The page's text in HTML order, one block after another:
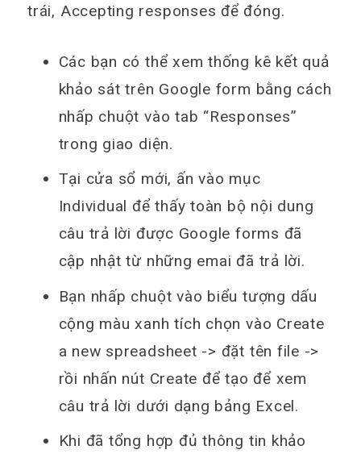
trái, Accepting responses để đóng.
Các bạn có thể xem thống kê kết quả
khảo sát trên Google form bằng cách
nhấp chuột vào tab “Responses”
trong giao diện.
Tại cửa sổ mới, ấn vào mục
Individual để thấy toàn bộ nội dung
câu trả lời được Google forms đã
cập nhật từ những emai đã trả lời.
Bạn nhấp chuột vào biểu tượng dấu
cộng màu xanh tích chọn vào Create
a new spreadsheet -> đặt tên file ->
rồi nhấn nút Create để tạo để xem
câu trả lời dưới dạng bảng Excel.
Khi đã tổng hợp đủ thông tin khảo